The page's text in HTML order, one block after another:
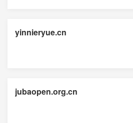
yinnieryue.cn
jubaopen.org.cn